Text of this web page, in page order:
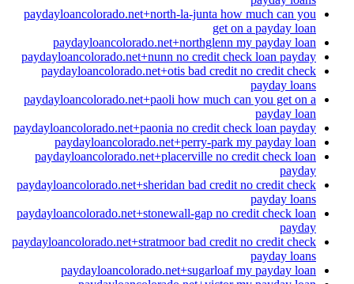
paydayloancolorado.net+north-la-junta how much can you
get on a payday loan
paydayloancolorado.net+northglenn my payday loan
paydayloancolorado.net+nunn no credit check loan payday
paydayloancolorado.net+otis bad credit no credit check
payday loans
paydayloancolorado.net+paoli how much can you get on a
payday loan
paydayloancolorado.net+paonia no credit check loan payday
paydayloancolorado.net+perry-park my payday loan
paydayloancolorado.net+placerville no credit check loan
payday
paydayloancolorado.net+sheridan bad credit no credit check
payday loans
paydayloancolorado.net+stonewall-gap no credit check loan
payday
paydayloancolorado.net+stratmoor bad credit no credit check
payday loans
paydayloancolorado.net+sugarloaf my payday loan